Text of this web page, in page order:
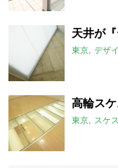
天井が
東京 デザ
高輪ス
東京 スケ